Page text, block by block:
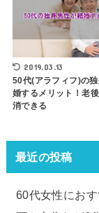
2019.03.13
50代(アラフィフ)の
婚するメリット！老
消できる
最近の投稿
60代女性にお